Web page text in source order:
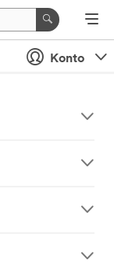
Konto